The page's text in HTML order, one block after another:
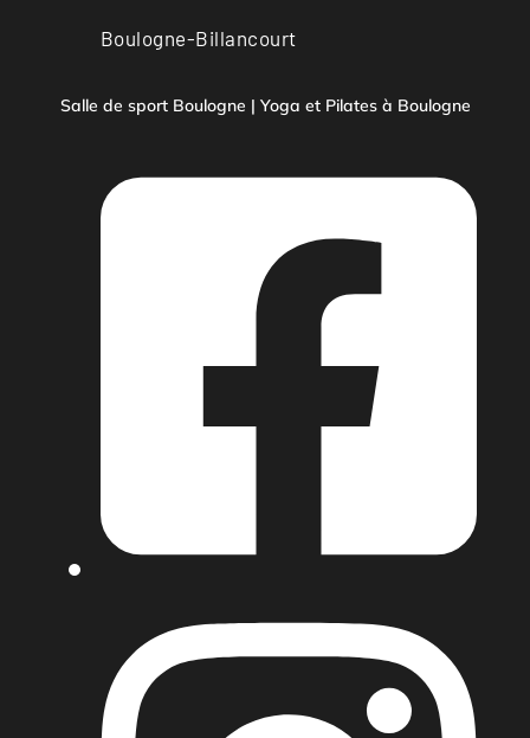
Boulogne-Billancourt
Salle de sport Boulogne | Yoga et Pilates à Boulogne